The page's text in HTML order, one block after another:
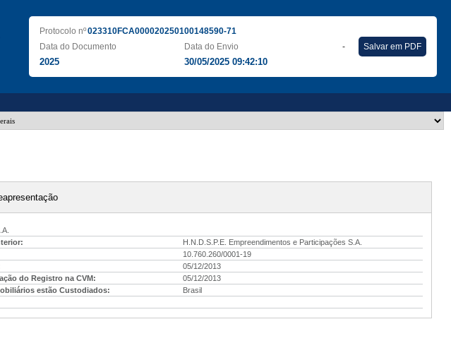
Protocolo nº023310FCA000020250100148590-71
Data do Documento
2025
Data do Envio
30/05/2025 09:42:10
- Salvar em PDF